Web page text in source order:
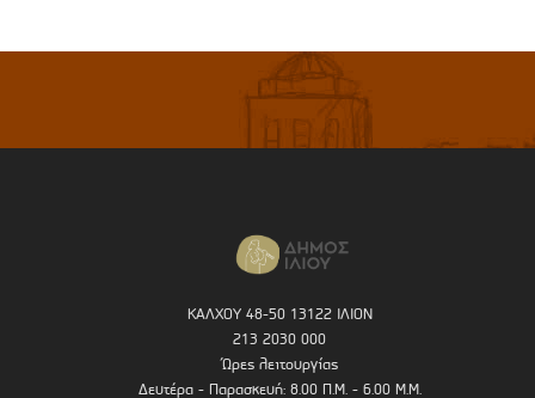
ΚΑΛΧΟΥ 48-50 13122 ΙΛΙΟΝ
213 2030 000
Ώρες λειτουργίας
Δευτέρα - Παρασκευή: 8.00 Π.Μ. - 6.00 Μ.Μ.